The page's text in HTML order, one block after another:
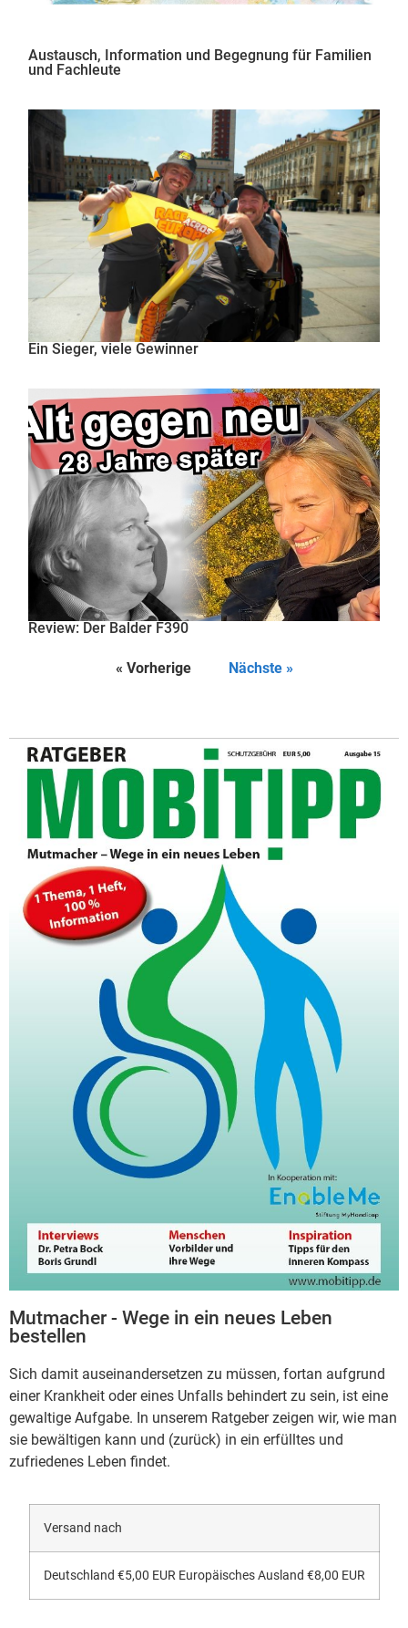
Austausch, Information und Begegnung für Familien
und Fachleute
Ein Sieger, viele Gewinner
Review: Der Balder F390
« Vorherige Nächste »
Mutmacher - Wege in ein neues Leben
bestellen
Sich damit auseinandersetzen zu müssen, fortan aufgrund
einer Krankheit oder eines Unfalls behindert zu sein, ist eine
gewaltige Aufgabe. In unserem Ratgeber zeigen wir, wie man
sie bewältigen kann und (zurück) in ein erfülltes und
zufriedenes Leben findet.
Versand nach
Deutschland €5,00 EUR Europäisches Ausland €8,00 EUR